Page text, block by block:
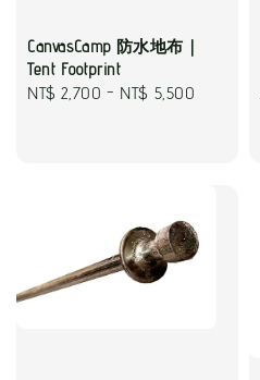
CanvasCamp 防水地布｜
Tent Footprint
Regular
NT$ 2,700 - NT$ 5,500